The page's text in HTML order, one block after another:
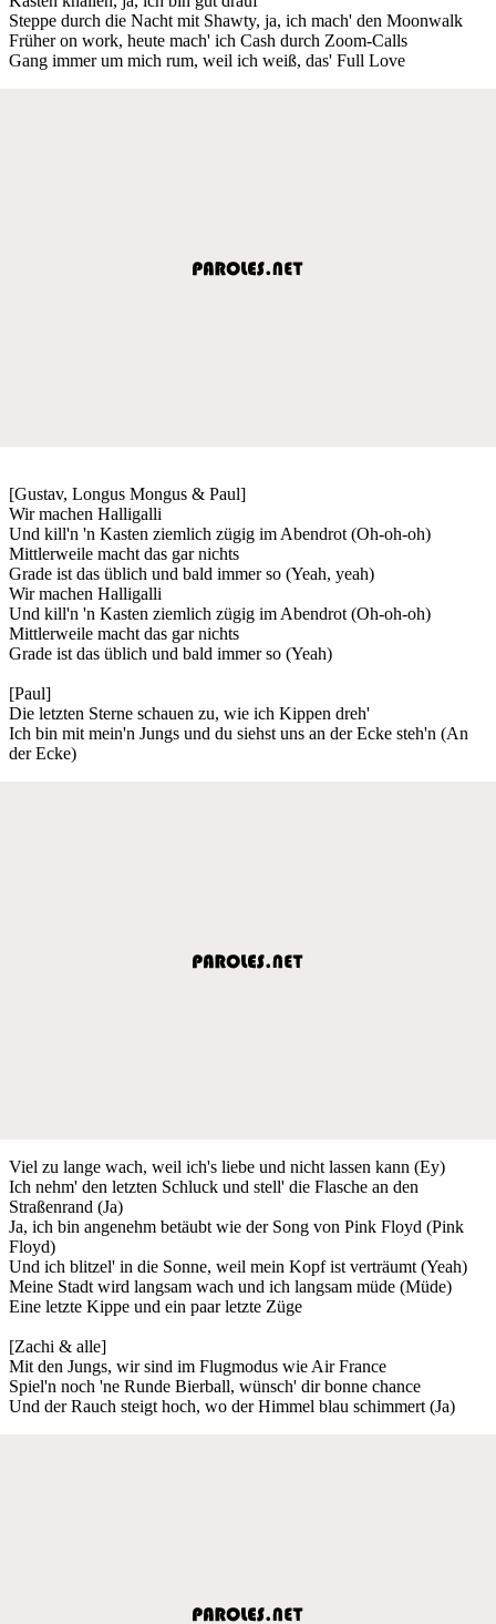
Steppe durch die Nacht mit Shawty, ja, ich mach' den Moonwalk
Früher on work, heute mach' ich Cash durch Zoom-Calls
Gang immer um mich rum, weil ich weiß, das' Full Love
[Gustav, Longus Mongus & Paul]
Wir machen Halligalli
Und kill'n 'n Kasten ziemlich zügig im Abendrot (Oh-oh-oh)
Mittlerweile macht das gar nichts
Grade ist das üblich und bald immer so (Yeah, yeah)
Wir machen Halligalli
Und kill'n 'n Kasten ziemlich zügig im Abendrot (Oh-oh-oh)
Mittlerweile macht das gar nichts
Grade ist das üblich und bald immer so (Yeah)
[Paul]
Die letzten Sterne schauen zu, wie ich Kippen dreh'
Ich bin mit mein'n Jungs und du siehst uns an der Ecke steh'n (An
der Ecke)
Viel zu lange wach, weil ich's liebe und nicht lassen kann (Ey)
Ich nehm' den letzten Schluck und stell' die Flasche an den
Straßenrand (Ja)
Ja, ich bin angenehm betäubt wie der Song von Pink Floyd (Pink
Floyd)
Und ich blitzel' in die Sonne, weil mein Kopf ist verträumt (Yeah)
Meine Stadt wird langsam wach und ich langsam müde (Müde)
Eine letzte Kippe und ein paar letzte Züge
[Zachi & alle]
Mit den Jungs, wir sind im Flugmodus wie Air France
Spiel'n noch 'ne Runde Bierball, wünsch' dir bonne chance
Und der Rauch steigt hoch, wo der Himmel blau schimmert (Ja)